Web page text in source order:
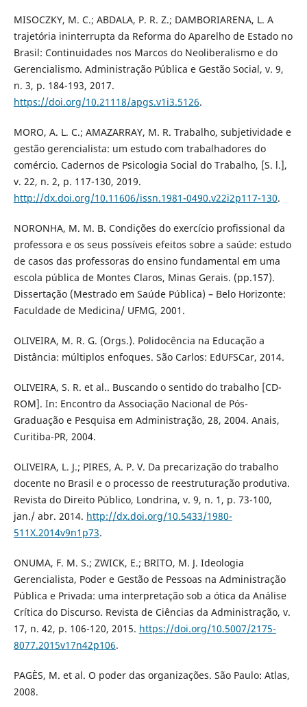
MISOCZKY, M. C.; ABDALA, P. R. Z.; DAMBORIARENA, L. A
trajetória ininterrupta da Reforma do Aparelho de Estado no
Brasil: Continuidades nos Marcos do Neoliberalismo e do
Gerencialismo. Administração Pública e Gestão Social, v. 9,
n. 3, p. 184-193, 2017.
https://doi.org/10.21118/apgs.v1i3.5126.
MORO, A. L. C.; AMAZARRAY, M. R. Trabalho, subjetividade e
gestão gerencialista: um estudo com trabalhadores do
comércio. Cadernos de Psicologia Social do Trabalho, [S. l.],
v. 22, n. 2, p. 117-130, 2019.
http://dx.doi.org/10.11606/issn.1981-0490.v22i2p117-130.
NORONHA, M. M. B. Condições do exercício profissional da
professora e os seus possíveis efeitos sobre a saúde: estudo
de casos das professoras do ensino fundamental em uma
escola pública de Montes Claros, Minas Gerais. (pp.157).
Dissertação (Mestrado em Saúde Pública) – Belo Horizonte:
Faculdade de Medicina/ UFMG, 2001.
OLIVEIRA, M. R. G. (Orgs.). Polidocência na Educação a
Distância: múltiplos enfoques. São Carlos: EdUFSCar, 2014.
OLIVEIRA, S. R. et al.. Buscando o sentido do trabalho [CD-
ROM]. In: Encontro da Associação Nacional de Pós-
Graduação e Pesquisa em Administração, 28, 2004. Anais,
Curitiba-PR, 2004.
OLIVEIRA, L. J.; PIRES, A. P. V. Da precarização do trabalho
docente no Brasil e o processo de reestruturação produtiva.
Revista do Direito Público, Londrina, v. 9, n. 1, p. 73-100,
jan./ abr. 2014. http://dx.doi.org/10.5433/1980-
511X.2014v9n1p73.
ONUMA, F. M. S.; ZWICK, E.; BRITO, M. J. Ideologia
Gerencialista, Poder e Gestão de Pessoas na Administração
Pública e Privada: uma interpretação sob a ótica da Análise
Crítica do Discurso. Revista de Ciências da Administração, v.
17, n. 42, p. 106-120, 2015. https://doi.org/10.5007/2175-
8077.2015v17n42p106.
PAGÈS, M. et al. O poder das organizações. São Paulo: Atlas,
2008.